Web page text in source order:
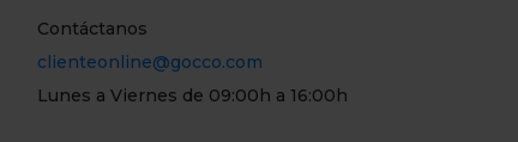
Contáctanos
clienteonline@gocco.com
Lunes a Viernes de 09:00h a 16:00h